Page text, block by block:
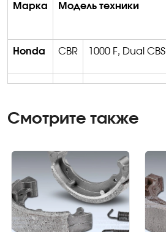
Марка Модель техники
Honda CBR 1000 F, Dual CBS
Смотрите также